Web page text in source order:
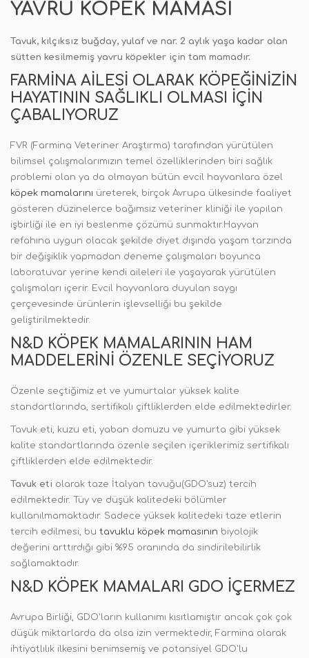
YAVRU KÖPEK MAMASI
Tavuk, kılçıksız buğday, yulaf ve nar. 2 aylık yaşa kadar olan
sütten kesilmemiş yavru köpekler için tam mamadır.
FARMINA AILESI OLARAK KÖPEĞINIZIN
HAYATININ SAĞLIKLI OLMASI İÇIN
ÇABALIYORUZ
FVR (Farmina Veteriner Araştırma) tarafından yürütülen
bilimsel çalışmalarımızın temel özelliklerinden biri sağlık
problemi olan ya da olmayan bütün evcil hayvanlara özel
köpek mamalarını üreterek, birçok Avrupa ülkesinde faaliyet
gösteren düzinelerce bağımsız veteriner kliniği ile yapılan
işbirliği ile en iyi beslenme çözümü sunmaktır.Hayvan
refahına uygun olacak şekilde diyet dışında yaşam tarzında
bir değişiklik yapmadan deneme çalışmaları boyunca
laboratuvar yerine kendi aileleri ile yaşayarak yürütülen
çalışmaları içerir. Evcil hayvanlara duyulan saygı
çerçevesinde ürünlerin işlevselliği bu şekilde
geliştirilmektedir.
N&D KÖPEK MAMALARININ HAM
MADDELERINI ÖZENLE SEÇIYORUZ
Özenle seçtiğimiz et ve yumurtalar yüksek kalite
standartlarında, sertifikalı çiftliklerden elde edilmektedirler.
Tavuk eti, kuzu eti, yaban domuzu ve yumurta gibi yüksek
kalite standartlarında özenle seçilen içeriklerimiz sertifikalı
çiftliklerden elde edilmektedir.
Tavuk eti olarak taze İtalyan tavuğu(GDO'suz) tercih
edilmektedir. Tüy ve düşük kalitedeki bölümler
kullanılmamaktadır. Sadece yüksek kalitedeki taze etlerin
tercih edilmesi, bu tavuklu köpek mamasının biyolojik
değerini arttırdığı gibi %95 oranında da sindirilebilirlik
sağlamaktadır.
N&D KÖPEK MAMALARI GDO İÇERMEZ
Avrupa Birliği, GDO'ların kullanımı kısıtlamıştır ancak çok çok
düşük miktarlarda da olsa izin vermektedir, Farmina olarak
ihtiyatlılık ilkesini benimsemiş ve potansiyel GDO'lu